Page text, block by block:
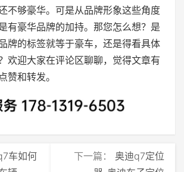
不够豪华。可是从品牌形象这些角度
有豪华品牌的加持。那您怎么想？是
牌的标签就等于豪车，还是得看具体
欢迎大家在评论区聊聊，觉得文章有
赞和转发。
车如何
下一篇： 奥迪q7定位